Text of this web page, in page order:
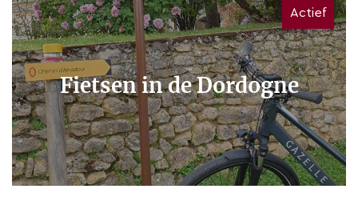
Actief
Fietsen in de Dordogne